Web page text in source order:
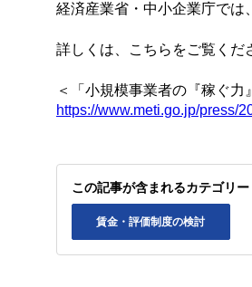
経済産業省・中小企業庁では
詳しくは、こちらをご覧くだ
＜「小規模事業者の『稼ぐ
https://www.meti.go.jp/press/
この記事が含まれるカテゴリー
賃金・評価制度の検討